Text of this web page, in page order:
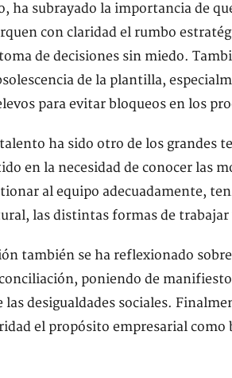
ha subrayado la importancia de
con claridad el rumbo
de decisiones sin miedo.
de la plantilla,
para evitar bloqueos en los
ha sido otro de los grandes
en la necesidad de conocer las
al equipo adecuadamente,
las distintas formas de trabajar
también se ha reflexionado
poniendo de
las desigualdades sociales.
el propósito empresarial como